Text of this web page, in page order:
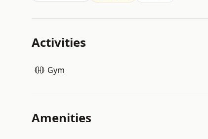
Activities
Gym
Amenities